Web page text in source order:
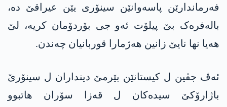
فەرماندارێن پاسەوانێن سینۆری یێن عیراقێ دە،
بالەفرەک بێ پیلۆت ئەو جی بۆردۆمان کریە، لێ
ھەیا نھا نایێ زانین ھەژمارا قوربانیان چەندن.
ئەڤ جڤین ل کیستانێن بێرمێ دینداران ل سینۆرێ
باژارۆکێ سیدەکان ل قەزا سۆران ھاتبوو